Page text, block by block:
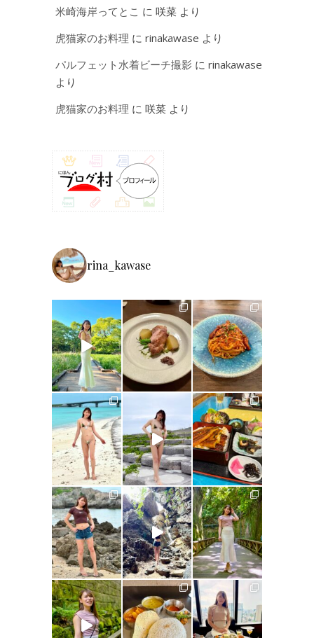
米崎海岸ってとこ に 咲菜 より
虎猫家のお料理 に rinakawase より
パルフェット水着ビーチ撮影 に rinakawase
より
虎猫家のお料理 に 咲菜 より
rina_kawase